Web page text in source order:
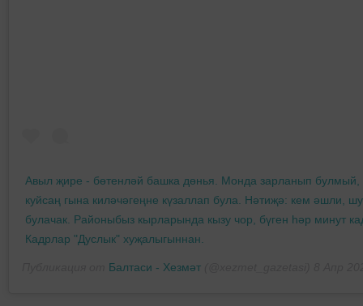
Авыл җире - бөтенләй башка дөнья. Монда зарланып булмый,
куйсаң гына киләчәгеңне күзаллап була. Нәтиҗә: кем әшли,
булачак. Районыбыз кырларында кызу чор, бүген һәр минут
Кадрлар "Дуслык" хуҗалыгыннан.
Балтаси - Хезмәт